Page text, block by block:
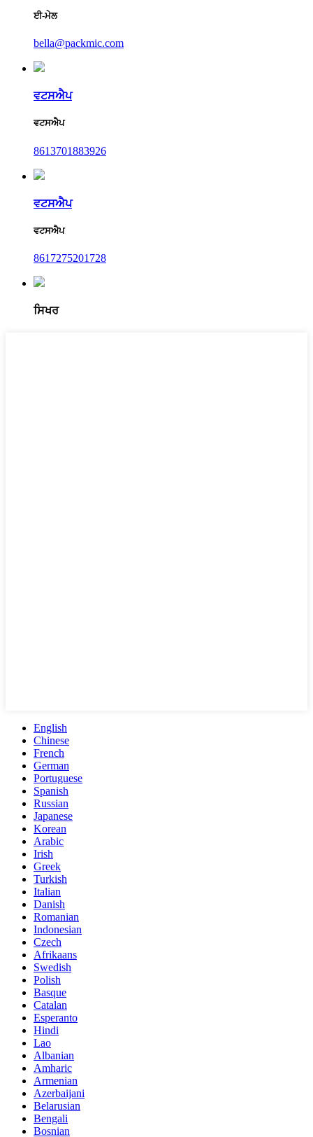
ਈ-ਮੇਲ
bella@packmic.com
ਵਟਸਐਪ
ਵਟਸਐਪ
8613701883926
ਵਟਸਐਪ
ਵਟਸਐਪ
8617275201728
ਸਿਖਰ
English
Chinese
French
German
Portuguese
Spanish
Russian
Japanese
Korean
Arabic
Irish
Greek
Turkish
Italian
Danish
Romanian
Indonesian
Czech
Afrikaans
Swedish
Polish
Basque
Catalan
Esperanto
Hindi
Lao
Albanian
Amharic
Armenian
Azerbaijani
Belarusian
Bengali
Bosnian